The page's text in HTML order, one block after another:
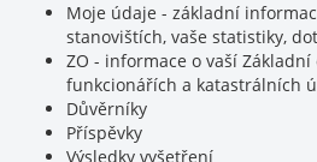
Moje údaje - základní
stanovištích, vaše statistiky,
ZO - informace o vaší
funkcionářích a katastrálních
Důvěrníky
Příspěvky
Výsledky vyšetření